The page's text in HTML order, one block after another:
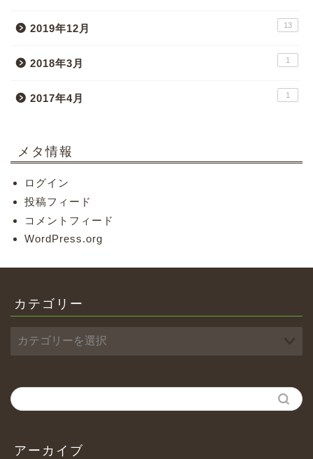
2019年12月 13
2018年3月 1
2017年4月 1
メタ情報
ログイン
投稿フィード
コメントフィード
WordPress.org
カテゴリー
アーカイブ